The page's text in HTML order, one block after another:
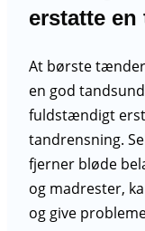
erstatte
At børste
en god
fuldstændigt
tandrensning.
fjerner bløde
og madrester,
og give